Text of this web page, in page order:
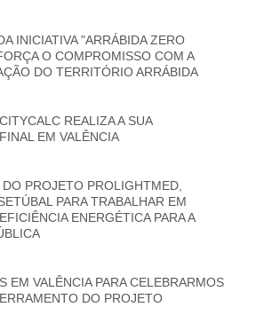
INICIATIVA "ARRÁBIDA ZERO
O COMPROMISSO COM A
DO TERRITÓRIO ARRÁBIDA
REALIZA A SUA
EM VALÊNCIA
PROJETO PROLIGHTMED,
PARA TRABALHAR EM
ENERGÉTICA PARA A
EM VALÊNCIA PARA CELEBRARMOS
DO PROJETO